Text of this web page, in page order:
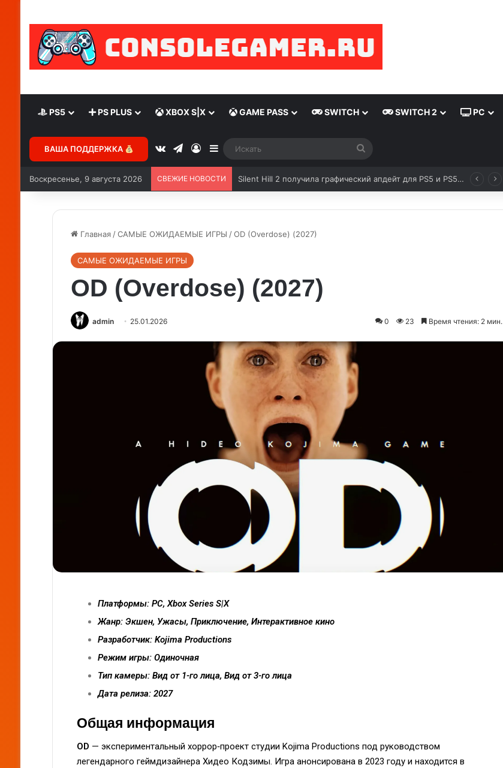
PS5 PS PLUS XBOX S|X GAME PASS SWITCH SWITCH 2 PC
ВАША ПОДДЕРЖКА
Воскресенье, 9 августа 2026 СВЕЖИЕ НОВОСТИ Silent Hill 2 получила графический апдейт для PS5 и PS5 Pro
Главная /САМЫЕ ОЖИДАЕМЫЕ ИГРЫ /OD (Overdose) (2027)
САМЫЕ ОЖИДАЕМЫЕ ИГРЫ
OD (Overdose) (2027)
admin 25.01.2026 0 23 Время чтения: 2 мин.
Платформы: PC, Xbox Series S|X
Жанр: Экшен, Ужасы, Приключение, Интерактивное кино
Разработчик: Kojima Productions
Режим игры: Одиночная
Тип камеры: Вид от 1-го лица, Вид от 3-го лица
Дата релиза: 2027
Общая информация
OD — экспериментальный хоррор‑проект студии Kojima Productions под руководством
легендарного геймдизайнера Хидео Кодзимы. Игра анонсирована в 2023 году и находится в